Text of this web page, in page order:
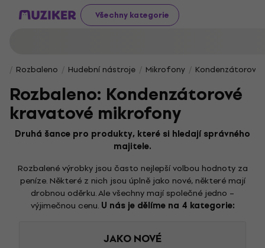
Všechny kategorie
Rozbaleno Hudební nástroje Mikrofony
Rozbaleno: Kondenzátorové
kravatové mikrofony
Druhá šance pro produkty, které si hledají správného
majitele.
Rozbalené výrobky jsou často nejlepší volbou hodnoty za
peníze. Některé z nich jsou úplně jako nové, některé mají
drobnou oděrku. Ale všechny mají společné jedno –
výjimečnou cenu. U nás je dělíme na 4 kategorie:
JAKO NOVÉ